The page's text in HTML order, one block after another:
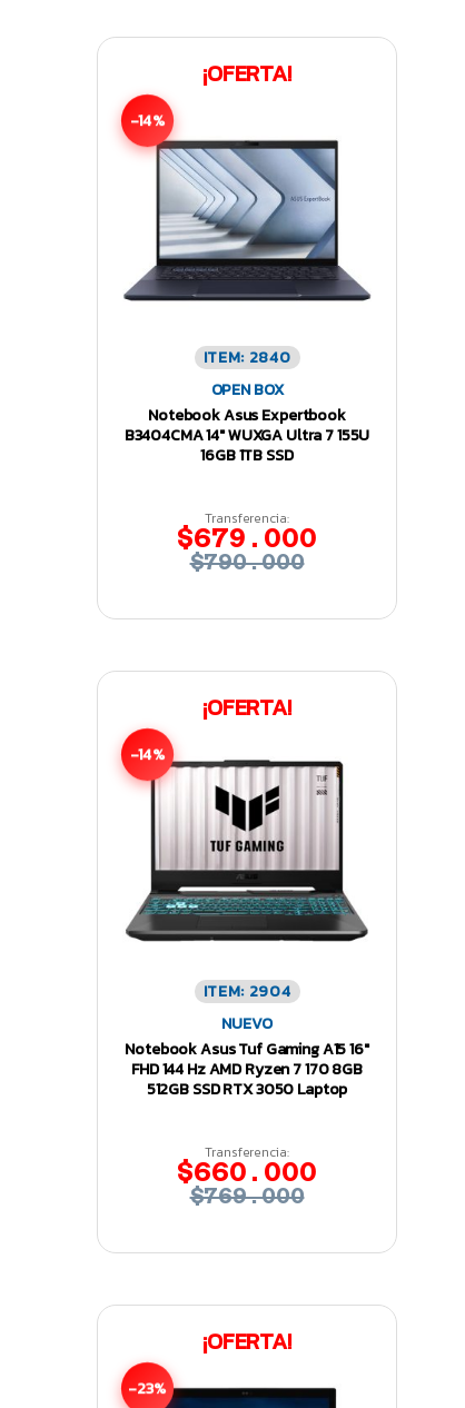
¡OFERTA!
-14%
ITEM: 2840
OPEN BOX
Notebook Asus Expertbook
B3404CMA 14″ WUXGA Ultra 7 155U
16GB 1TB SSD
Transferencia:
$679.000
$790.000
¡OFERTA!
-14%
ITEM: 2904
NUEVO
Notebook Asus Tuf Gaming A15 16″
FHD 144 Hz AMD Ryzen 7 170 8GB
512GB SSD RTX 3050 Laptop
Transferencia:
$660.000
$769.000
¡OFERTA!
-23%